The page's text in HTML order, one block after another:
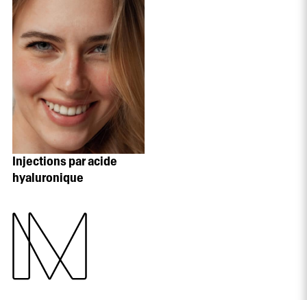
Injections par acide
hyaluronique